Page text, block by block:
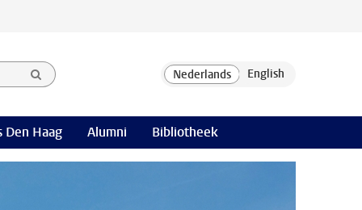
Den Haag Alumni Bibliotheek